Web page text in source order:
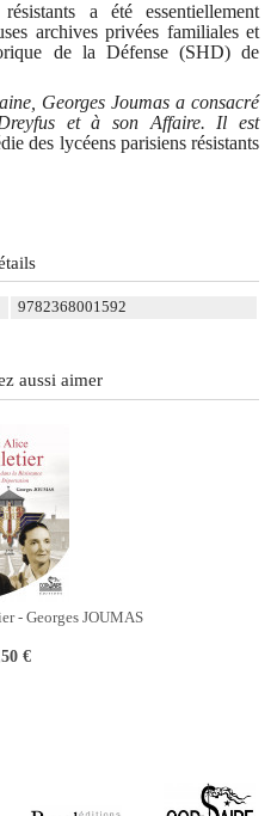
a été essentiellement
archives privées familiales et
de la Défense (SHD) de
Georges Joumas a consacré
et à son Affaire. Il est
des lycéens parisiens résistants
9782368001592
aussi aimer
- Georges JOUMAS
€